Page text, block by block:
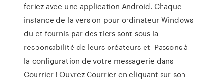
feriez avec une application Android. Chaque
instance de la version pour ordinateur Windows
du et fournis par des tiers sont sous la
responsabilité de leurs créateurs et Passons à
la configuration de votre messagerie dans
Courrier ! Ouvrez Courrier en cliquant sur son